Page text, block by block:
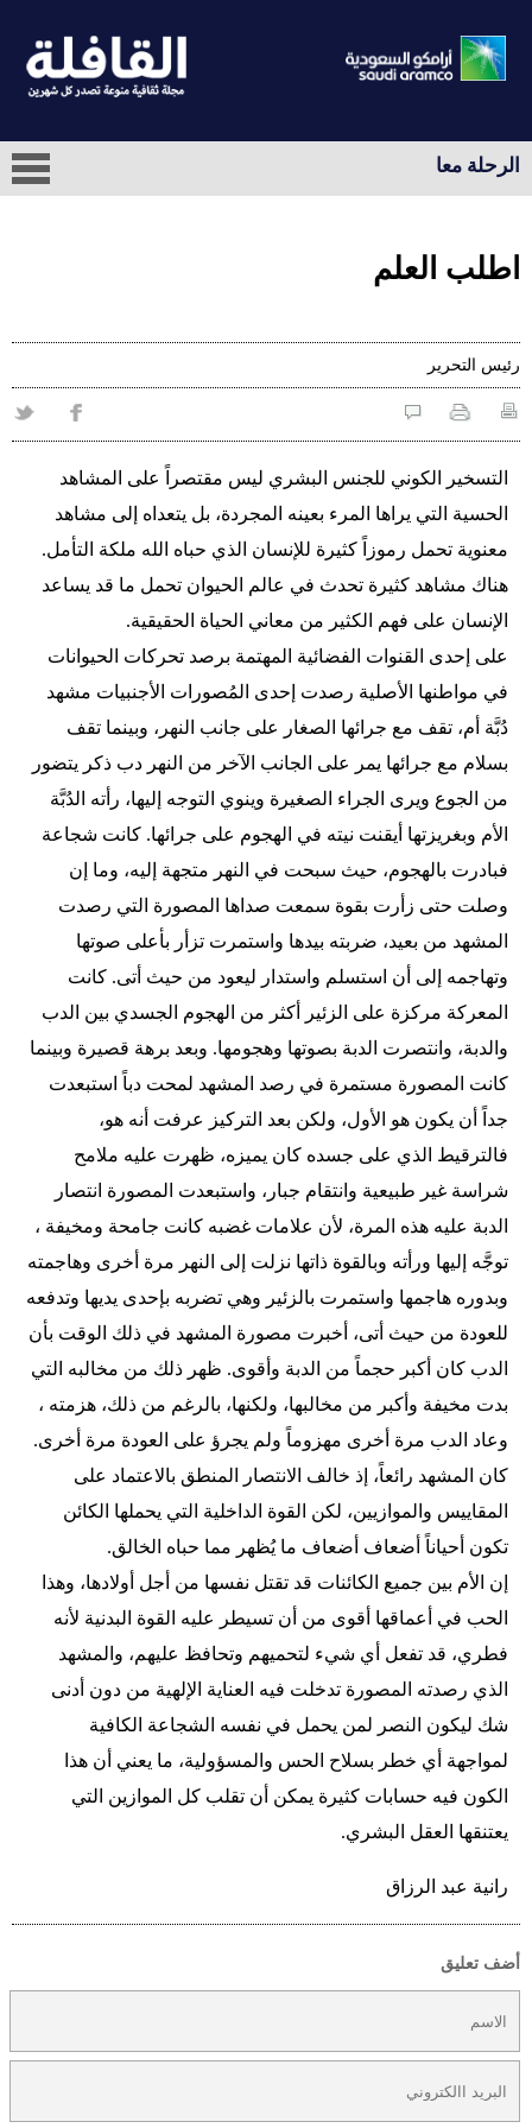
الرحلة معا
اطلب العلم
رئيس التحرير
التسخير الكوني للجنس البشري ليس مقتصراً على المشاهد
الحسية التي يراها المرء بعينه المجردة، بل يتعداه إلى مشاهد
معنوية تحمل رموزاً كثيرة للإنسان الذي حباه الله ملكة التأمل.
هناك مشاهد كثيرة تحدث في عالم الحيوان تحمل ما قد يساعد
الإنسان على فهم الكثير من معاني الحياة الحقيقية.
على إحدى القنوات الفضائية المهتمة برصد تحركات الحيوانات
في مواطنها الأصلية رصدت إحدى المُصورات الأجنبيات مشهد
دُبَّة أم، تقف مع جرائها الصغار على جانب النهر، وبينما تقف
بسلام مع جرائها يمر على الجانب الآخر من النهر دب ذكر يتضور
من الجوع ويرى الجراء الصغيرة وينوي التوجه إليها، رأته الدُبَّة
الأم وبغريزتها أيقنت نيته في الهجوم على جرائها. كانت شجاعة
فبادرت بالهجوم، حيث سبحت في النهر متجهة إليه، وما إن
وصلت حتى زأرت بقوة سمعت صداها المصورة التي رصدت
المشهد من بعيد، ضربته بيدها واستمرت تزأر بأعلى صوتها
وتهاجمه إلى أن استسلم واستدار ليعود من حيث أتى. كانت
المعركة مركزة على الزئير أكثر من الهجوم الجسدي بين الدب
والدبة، وانتصرت الدبة بصوتها وهجومها. وبعد برهة قصيرة وبينما
كانت المصورة مستمرة في رصد المشهد لمحت دباً استبعدت
جداً أن يكون هو الأول، ولكن بعد التركيز عرفت أنه هو،
فالترقيط الذي على جسده كان يميزه، ظهرت عليه ملامح
شراسة غير طبيعية وانتقام جبار، واستبعدت المصورة انتصار
الدبة عليه هذه المرة، لأن علامات غضبه كانت جامحة ومخيفة ،
توجَّه إليها ورأته وبالقوة ذاتها نزلت إلى النهر مرة أخرى وهاجمته
وبدوره هاجمها واستمرت بالزئير وهي تضربه بإحدى يديها وتدفعه
للعودة من حيث أتى، أخبرت مصورة المشهد في ذلك الوقت بأن
الدب كان أكبر حجماً من الدبة وأقوى. ظهر ذلك من مخالبه التي
بدت مخيفة وأكبر من مخالبها، ولكنها، بالرغم من ذلك، هزمته ،
وعاد الدب مرة أخرى مهزوماً ولم يجرؤ على العودة مرة أخرى.
كان المشهد رائعاً، إذ خالف الانتصار المنطق بالاعتماد على
المقاييس والموازيين، لكن القوة الداخلية التي يحملها الكائن
تكون أحياناً أضعاف أضعاف ما يُظهر مما حباه الخالق.
إن الأم بين جميع الكائنات قد تقتل نفسها من أجل أولادها، وهذا
الحب في أعماقها أقوى من أن تسيطر عليه القوة البدنية لأنه
فطري، قد تفعل أي شيء لتحميهم وتحافظ عليهم، والمشهد
الذي رصدته المصورة تدخلت فيه العناية الإلهية من دون أدنى
شك ليكون النصر لمن يحمل في نفسه الشجاعة الكافية
لمواجهة أي خطر بسلاح الحس والمسؤولية، ما يعني أن هذا
الكون فيه حسابات كثيرة يمكن أن تقلب كل الموازين التي
يعتنقها العقل البشري.
رانية عبد الرزاق
أضف تعليق